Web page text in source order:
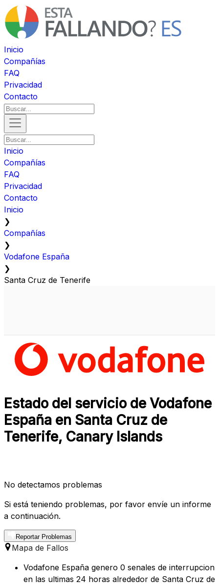
Inicio
Compañías
FAQ
Privacidad
Contacto
Inicio
Compañías
FAQ
Privacidad
Contacto
Inicio
❯
Compañías
❯
Vodafone España
❯
Santa Cruz de Tenerife
Estado del servicio de Vodafone
España en Santa Cruz de
Tenerife, Canary Islands
No detectamos problemas
Si está teniendo problemas, por favor envíe un informe
a continuación.
Reportar Problemas
Mapa de Fallos
Vodafone España genero 0 senales de interrupcion
en las ultimas 24 horas alrededor de Santa Cruz de